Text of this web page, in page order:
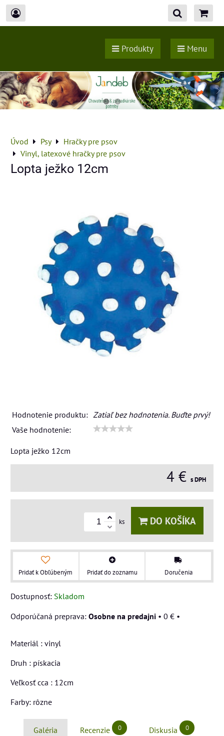
Produkty Menu
Úvod Psy
Hračky pre psov
Vinyl, latexové hračky pre psov
Lopta ježko 12cm
Hodnotenie produktu: Zatiaľ bez hodnotenia. Buďte prvý!
Vaše hodnotenie:
Lopta ježko 12cm
4 € s DPH
ks DO KOŠÍKA
Pridať k Obľúbeným Pridať do zoznamu Doručenia
Dostupnosť: Skladom
Osobne na predajni • 0 € •
Materiál : vinyl
Druh : pískacia
Veľkosť cca : 12cm
Farby: rôzne
Galéria Recenzie 0 Diskusia 0